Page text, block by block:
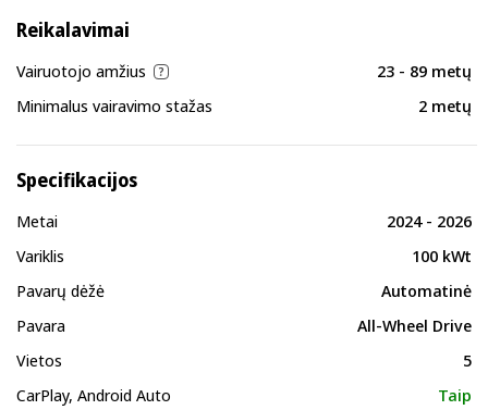
Reikalavimai
Vairuotojo amžius
23 - 89 metų
Minimalus vairavimo stažas
2 metų
Specifikacijos
Metai
2024 - 2026
Variklis
100 kWt
Pavarų dėžė
Automatinė
Pavara
All-Wheel Drive
Vietos
5
CarPlay, Android Auto
Taip